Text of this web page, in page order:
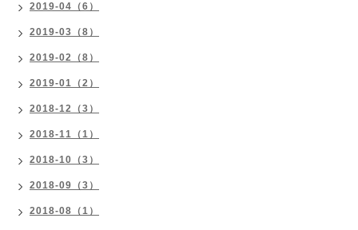
2019-04（6）
2019-03（8）
2019-02（8）
2019-01（2）
2018-12（3）
2018-11（1）
2018-10（3）
2018-09（3）
2018-08（1）